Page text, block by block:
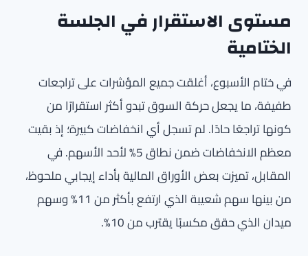
مستوى الاستقرار في الجلسة
الختامية
في ختام الأسبوع، أغلقت جميع المؤشرات على تراجعات
طفيفة، ما يجعل حركة السوق تبدو أكثر استقرارًا من
كونها تراجعًا حادًا. لم تسجل أي انخفاضات كبيرة؛ إذ بقيت
معظم الانخفاضات ضمن نطاق 5% لأحد الأسهم. في
المقابل، تميزت بعض الأوراق المالية بأداء إيجابي ملحوظ،
من بينها سهم شعيبة الذي ارتفع بأكثر من 11% وسهم
ميدان الذي حقق مكسبًا يقترب من 10%.